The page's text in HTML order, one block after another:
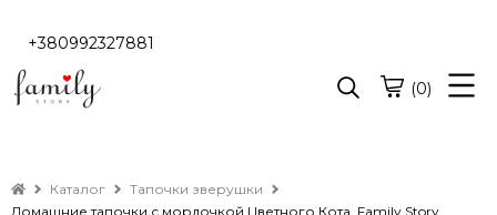
+380992327881
(0)
Каталог
Тапочки зверушки
Домашние тапочки с мордочкой Цветного Кота, Family Story